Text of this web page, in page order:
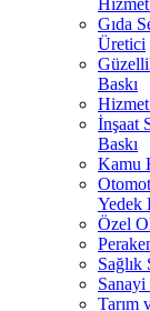
Gıda
Üretici
Baskı
İnşaat
Baskı
Kamu
Yedek
Özel
Tarım